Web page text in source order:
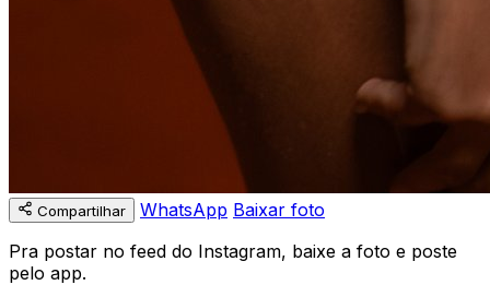
Compartilhar WhatsApp Baixar foto
Pra postar no feed do Instagram, baixe a foto e poste
pelo app.